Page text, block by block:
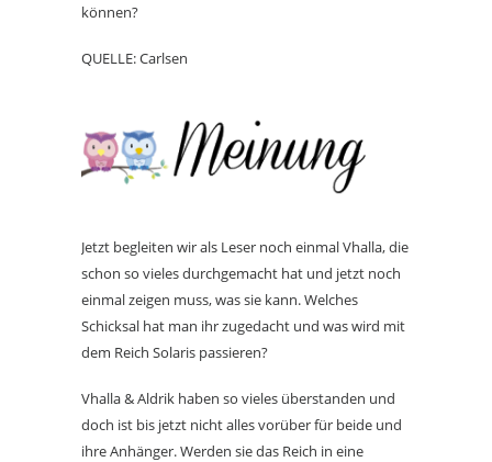
können?
QUELLE: Carlsen
Jetzt begleiten wir als Leser noch einmal Vhalla, die
schon so vieles durchgemacht hat und jetzt noch
einmal zeigen muss, was sie kann. Welches
Schicksal hat man ihr zugedacht und was wird mit
dem Reich Solaris passieren?
Vhalla & Aldrik haben so vieles überstanden und
doch ist bis jetzt nicht alles vorüber für beide und
ihre Anhänger. Werden sie das Reich in eine